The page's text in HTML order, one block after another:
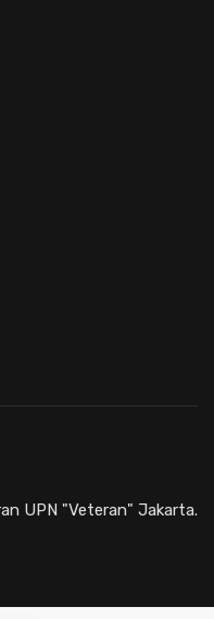
UPN "Veteran" Jakarta.